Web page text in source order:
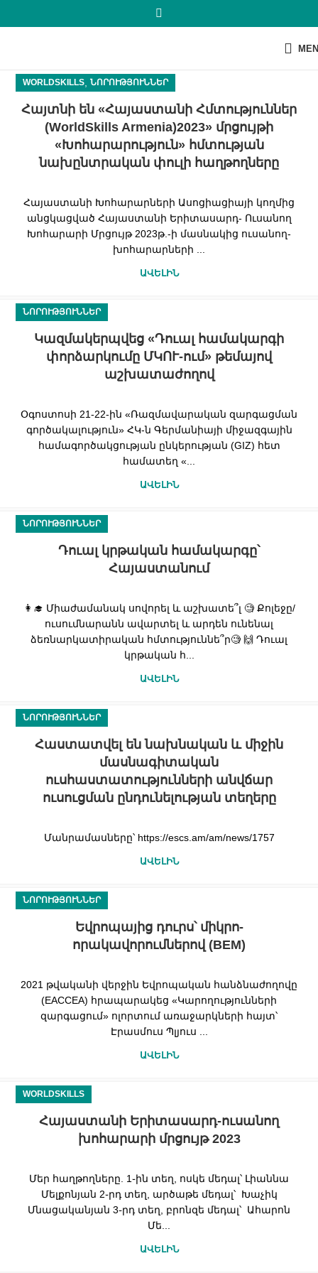
WORLDSKILLS ՆՈՐՈՒԹՅՈՒՆՆԵՐ
Հայտնի են «Հայաստանի Հմտություններ
(WorldSkills Armenia)2023» մրցույթի
«Խոհարարություն» հմտության
նախընտրական փուլի հաղթողները
Հայաստանի Խոհարարների Ասոցիացիայի կողմից
անցկացված Հայաստանի Երիտասարդ- Ուսանող
Խոհարարի Մրցույթ 2023թ.-ի մասնակից ուսանող-
խոհարարների ...
ԱՎԵԼԻՆ
ՆՈՐՈՒԹՅՈՒՆՆԵՐ
Կազմակերպվեց «Դուալ համակարգի
փորձարկումը ՄԿՈՒ-ում» թեմայով
աշխատաժողով
Օգոստոսի 21-22-ին «Ռազմավարական զարգացման
գործակալություն» ՀԿ-ն Գերմանիայի միջազգային
համագործակցության ընկերության (GIZ) հետ
համատեղ «...
ԱՎԵԼԻՆ
ՆՈՐՈՒԹՅՈՒՆՆԵՐ
Դուալ կրթական համակարգը՝
Հայաստանում
👩‍🎓 Միաժամանակ սովորել և աշխատե՞լ 🧐 Քոլեջը/
ուսումնարանն ավարտել և արդեն ունենալ
ձեռնարկատիրական հմտություննե՞ր🧐 🙌 Դուալ
կրթական հ...
ԱՎԵԼԻՆ
ՆՈՐՈՒԹՅՈՒՆՆԵՐ
Հաստատվել են նախնական և միջին
մասնագիտական
ուսհաստատությունների անվճար
ուսուցման ընդունելության տեղերը
Մանրամասները՝ https://escs.am/am/news/1757
ԱՎԵԼԻՆ
ՆՈՐՈՒԹՅՈՒՆՆԵՐ
Եվրոպայից դուրս՝ միկրո-
որակավորումներով (BEM)
2021 թվականի վերջին Եվրոպական հանձնաժողովը
(EACCEA) հրապարակեց «Կարողությունների
զարգացում» ոլորտում առաջարկների հայտ՝
Էրասմուս Պլյուս ...
ԱՎԵԼԻՆ
WORLDSKILLS
Հայաստանի Երիտասարդ-ուսանող
խոհարարի մրցույթ 2023
Մեր հաղթողները. 1֊ին տեղ, ոսկե մեդալ՝ Լիաննա
Մելքոնյան 2֊րդ տեղ, արծաթե մեդալ՝ Խաչիկ
Մնացականյան 3֊րդ տեղ, բրոնզե մեդալ՝ Ահարոն
Մե...
ԱՎԵԼԻՆ